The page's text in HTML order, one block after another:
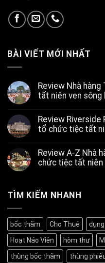
BÀI VIẾT MỚI NHẤT
Review Nhà
tất niên ven sông
bình
luận
ở
hàng
Tân
Cảng:
tất
lý
tưởng
nhất
Bình
Thạnh
Review Riverside
tổ chức tiệc tất
bình
luận
ở
Trung
tổ
chức
tiệc
tất
niên
hàng
đầu
Review A-Z Nhà
chức tiệc tất niên
luận
ở
Nhà
hàng
Quá
Ngon:
“Tọa
độ”
TÌM KIẾM NHANH
bốc thăm Cho Thuê
Hoạt Náo Viên hòm thư
thùng bốc thăm thùng